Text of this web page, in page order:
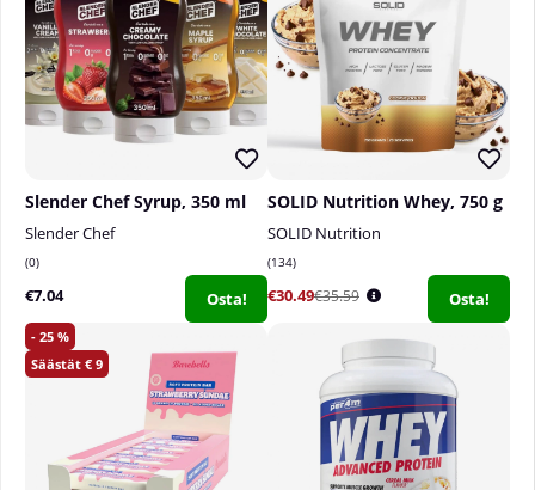
Slender Chef Syrup, 350 ml
Slender Chef
0
€7.04 Osta!
SOLID Nutrition Whey, 750 g
SOLID Nutrition
134
€30.49€35.59 Osta!
25
9